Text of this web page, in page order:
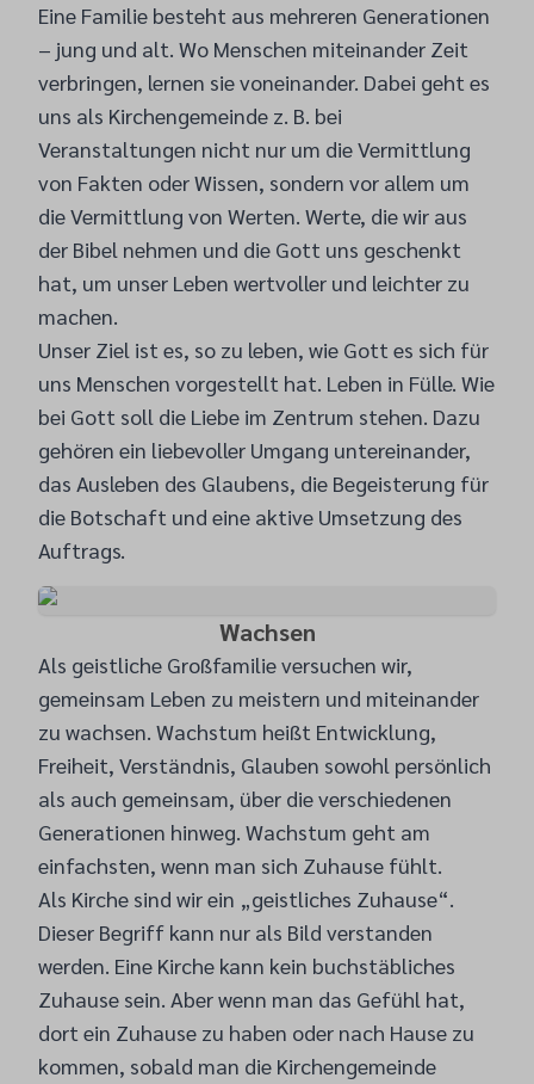
Wachsen
Als geistliche Großfamilie versuchen wir,
gemeinsam Leben zu meistern und miteinander
zu wachsen. Wachstum heißt Entwicklung,
Freiheit, Verständnis, Glauben sowohl persönlich
als auch gemeinsam, über die verschiedenen
Generationen hinweg. Wachstum geht am
einfachsten, wenn man sich Zuhause fühlt.
Als Kirche sind wir ein „geistliches Zuhause“.
Dieser Begriff kann nur als Bild verstanden
werden. Eine Kirche kann kein buchstäbliches
Zuhause sein. Aber wenn man das Gefühl hat,
dort ein Zuhause zu haben oder nach Hause zu
kommen, sobald man die Kirchengemeinde
Eine Familie besteht aus mehreren Generationen
– jung und alt. Wo Menschen miteinander Zeit
verbringen, lernen sie voneinander. Dabei geht es
uns als Kirchengemeinde z. B. bei
Veranstaltungen nicht nur um die Vermittlung
von Fakten oder Wissen, sondern vor allem um
die Vermittlung von Werten. Werte, die wir aus
der Bibel nehmen und die Gott uns geschenkt
hat, um unser Leben wertvoller und leichter zu
machen.
Unser Ziel ist es, so zu leben, wie Gott es sich für
uns Menschen vorgestellt hat. Leben in Fülle. Wie
bei Gott soll die Liebe im Zentrum stehen. Dazu
gehören ein liebevoller Umgang untereinander,
das Ausleben des Glaubens, die Begeisterung für
die Botschaft und eine aktive Umsetzung des
Auftrags.